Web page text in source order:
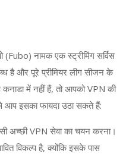
नामक एक स्ट्रीमिंग सर्विस
है और पूरे प्रीमियर लीग सीजन के
में नहीं हैं, तो आपको VPN की
आप इसका फायदा उठा सकते हैं:
अच्छी VPN सेवा का चयन करना।
विकल्प है, क्योंकि इसके पास